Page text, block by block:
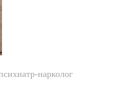
нарколог